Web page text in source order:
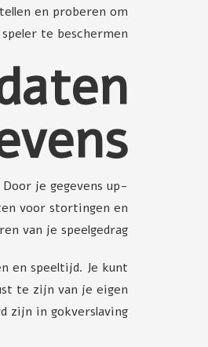
en proberen om
te beschermen.
je gegevens up-
voor stortingen en
van je speelgedrag.
en speeltijd. Je kunt
te zijn van je eigen
zijn in gokverslaving.